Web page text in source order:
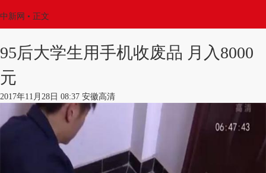
中新网 • 正文
95后大学生用手机收废品 月入8000
元
2017年11月28日 08:37 安徽高清